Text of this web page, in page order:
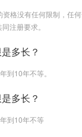
格没有任何限制，任
注册要求。
多长？
到10年不等。
多长？
到10年不等